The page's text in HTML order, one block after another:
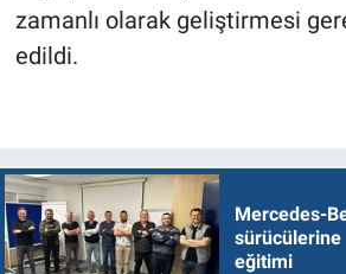
zamanlı olarak geliştirmesi
edildi.
Mercedes-
sürücülerine
eğitimi